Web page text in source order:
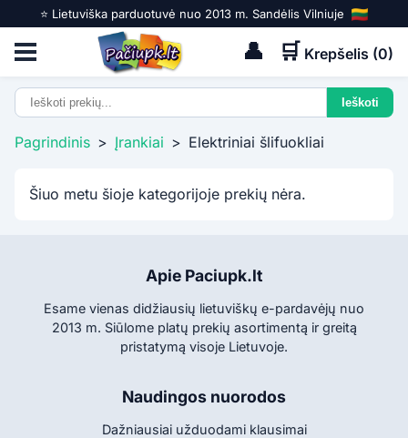
⭐️ Lietuviška parduotuvė nuo 2013 m. Sandėlis Vilniuje
👤 🛒 Krepšelis (0)
Pagrindinis > Įrankiai > Elektriniai šlifuokliai
Šiuo metu šioje kategorijoje prekių nėra.
Apie Paciupk.lt
Esame vienas didžiausių lietuviškų e-pardavėjų nuo
2013 m. Siūlome platų prekių asortimentą ir greitą
pristatymą visoje Lietuvoje.
Naudingos nuorodos
Dažniausiai užduodami klausimai